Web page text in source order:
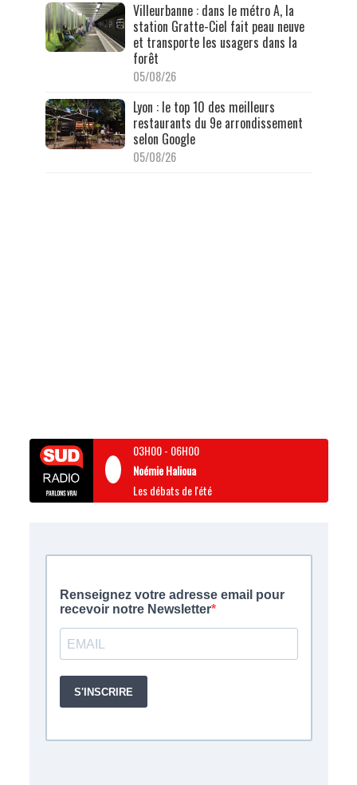
Villeurbanne : dans le métro A, la
station Gratte-Ciel fait peau neuve
et transporte les usagers dans la
forêt
05/08/26
Lyon : le top 10 des meilleurs
restaurants du 9e arrondissement
selon Google
05/08/26
03H00- 06H00
Noémie Halioua
Les débats de l'été